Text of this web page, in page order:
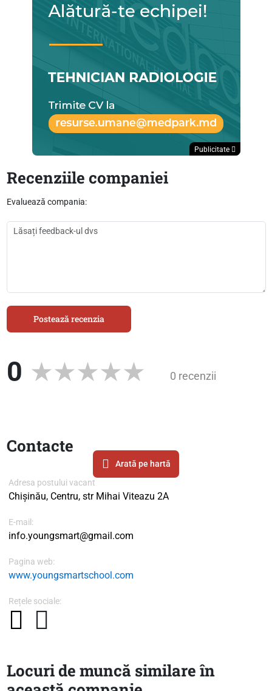
Publicitate
Recenziile companiei
Evaluează compania:
Postează recenzia
0 0 recenzii
Contacte
Arată pe hartă
Adresa postului vacant
Chișinău, Centru, str Mihai Viteazu 2A
E-mail:
info.youngsmart@gmail.com
Pagina web:
www.youngsmartschool.com
Rețele sociale:
Locuri de muncă similare în